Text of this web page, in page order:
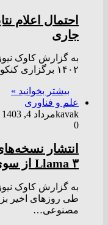
جاری
۱۴۰۲ برگزاری کنکور به صورت دو نوبته برگزار شد…
بیشتر بخوانید »
علم و فناوری
kavakمرداد 4, 1403
0
انتشار
Llama ۳ از سوی متا
طی روز‌های اخیر
مصنوعی…